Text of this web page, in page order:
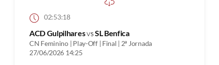
02:53:18
ACD GulpilharesvsSL Benfica
CN Feminino | Play-Off | Final | 2ª Jornada
27/06/2026 14:25